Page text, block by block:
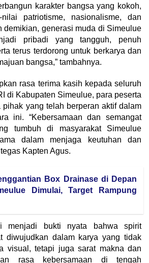
karakter bangsa yang kokoh,
nilai patriotisme, nasionalisme, dan
demikian, generasi muda di Simeulue
pribadi yang tangguh, penuh
terus terdorong untuk berkarya dan
bangsa,” tambahnya.
rasa terima kasih kepada seluruh
di Kabupaten Simeulue, para peserta
pihak yang telah berperan aktif dalam
ini. “Kebersamaan dan semangat
tumbuh di masyarakat Simeulue
dalam menjaga keutuhan dan
Kapten Agus.
Box Drainase di Depan
Dimulai, Target Rampung
menjadi bukti nyata bahwa spirit
diwujudkan dalam karya yang tidak
visual, tetapi juga sarat makna dan
rasa kebersamaan di tengah